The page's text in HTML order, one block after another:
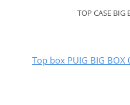
TOP CASE BIG
Top box PUIG BIG